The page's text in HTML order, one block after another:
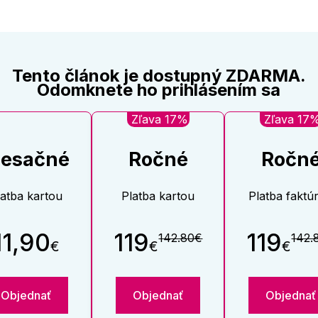
Tento článok je dostupný ZDARMA.
Odomknete ho prihlásením sa
kartou
€
Objednať
Zľava 17%
Ročné
Platba kartou
119€142.80€
Objednať
Zľava
Platba
119€
Objednať